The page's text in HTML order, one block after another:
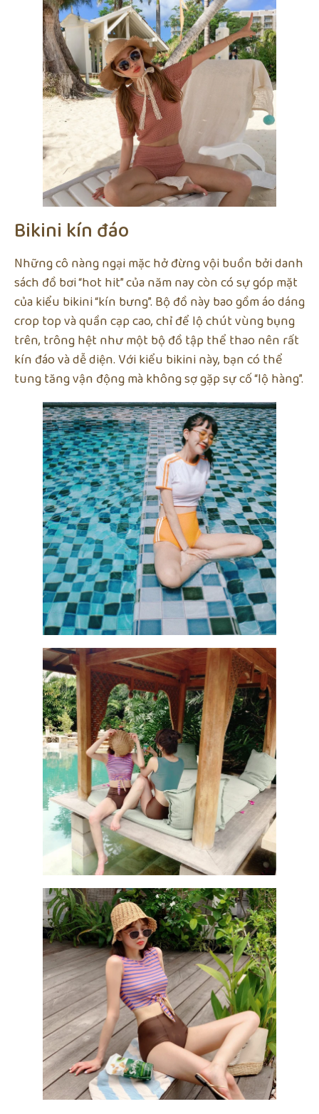
Bikini kín đáo
Những cô nàng ngại mặc hở đừng vội buồn bởi danh
sách đồ bơi “hot hit” của năm nay còn có sự góp mặt
của kiểu bikini “kín bưng”. Bộ đồ này bao gồm áo dáng
crop top và quần cạp cao, chỉ để lộ chút vùng bụng
trên, trông hệt như một bộ đồ tập thể thao nên rất
kín đáo và dễ diện. Với kiểu bikini này, bạn có thể
tung tăng vận động mà không sợ gặp sự cố “lộ hàng”.